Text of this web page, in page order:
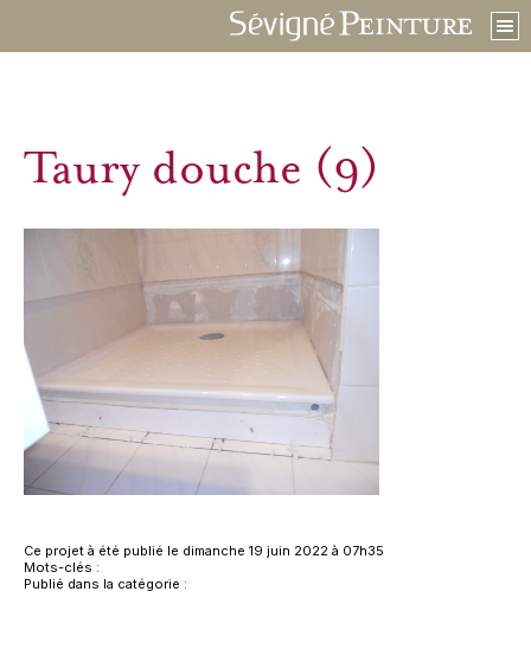
Taury douche (9)
Ce projet à été publié le dimanche 19 juin 2022 à 07h35
Mots-clés :
Publié dans la catégorie :